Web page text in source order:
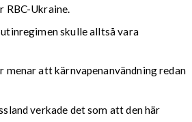
RBC-Ukraine.
skulle alltså vara
att kärnvapenanvändning redan
verkade det som att den här